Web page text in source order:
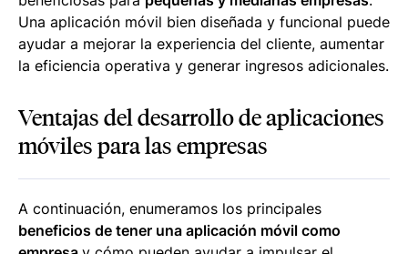
Una aplicación móvil bien diseñada y funcional puede
ayudar a mejorar la experiencia del cliente, aumentar
la eficiencia operativa y generar ingresos adicionales.
Ventajas del desarrollo de aplicaciones
móviles para las empresas
A continuación, enumeramos los principales
beneficios de tener una aplicación móvil como